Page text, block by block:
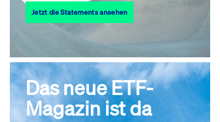
31
Alle Events
Jetzt die Statements ansehen
Das neue ETF-
Magazin ist da